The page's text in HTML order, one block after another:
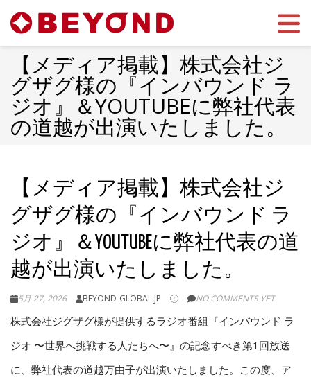
【メディア掲載】株式会社ジ
グザグ様の『インバウンド ラ
ジオ』＆YOUTUBEに弊社代表
の道越が出演いたしました。
【メディア掲載】株式会社ジ
グザグ様の『インバウンド ラ
ジオ』＆YOUTUBEに弊社代表の道
越が出演いたしました。
5月 27, 2026 BEYOND-GLOBAL.JP NO COMMENTS YET
株式会社ジグザグ様が提供するラジオ番組『インバウンド ラ
ジオ 〜世界へ挑戦する人たちへ〜』の記念すべき第1回放送
に、弊社代表の道越万由子が出演いたしました。 この度、ア